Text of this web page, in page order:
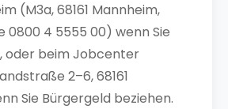
(M3a, 68161 Mannheim,
0800 4 5555 00) wenn Sie
oder beim Jobcenter
2–6, 68161
Sie Bürgergeld beziehen.